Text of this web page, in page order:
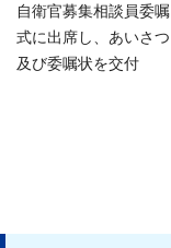
自衛官募集相談員委嘱
式に出席し、あいさつ
及び委嘱状を交付